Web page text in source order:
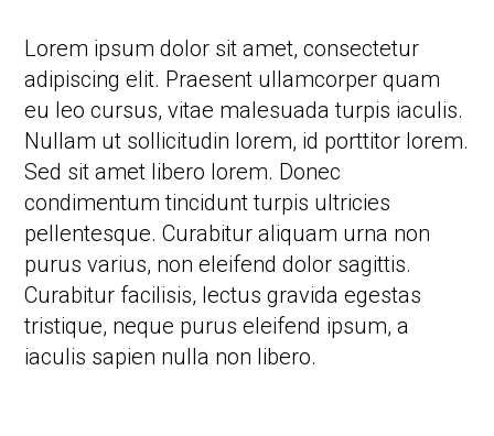
Produits dérivés
Lorem ipsum dolor sit amet, consectetur
adipiscing elit. Praesent ullamcorper quam
eu leo cursus, vitae malesuada turpis iaculis.
Nullam ut sollicitudin lorem, id porttitor lorem.
Sed sit amet libero lorem. Donec
condimentum tincidunt turpis ultricies
pellentesque. Curabitur aliquam urna non
purus varius, non eleifend dolor sagittis.
Curabitur facilisis, lectus gravida egestas
tristique, neque purus eleifend ipsum, a
iaculis sapien nulla non libero.